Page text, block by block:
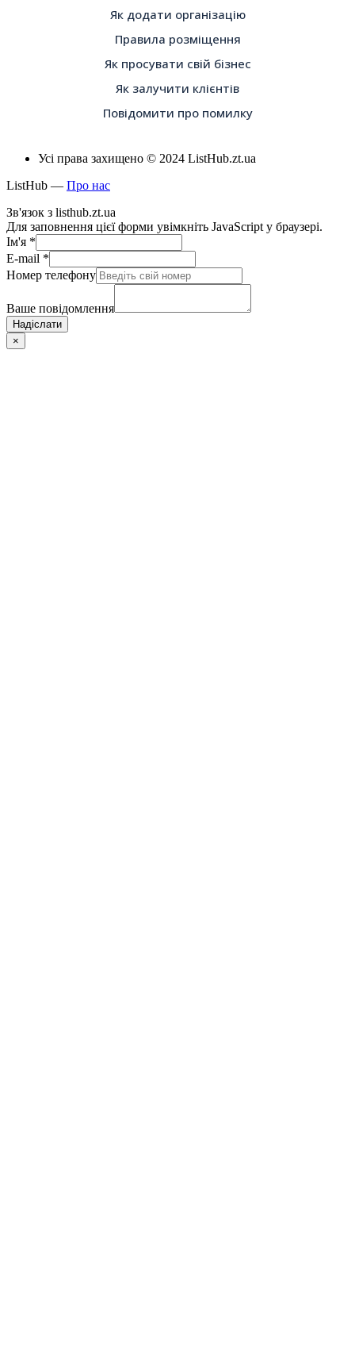
Як додати організацію
Правила розміщення
Як просувати свій бізнес
Як залучити клієнтів
Повідомити про помилку
Усі права захищено © 2024 ListHub.zt.ua
ListHub — Про нас
Зв'язок з listhub.zt.ua
Для заповнення цієї форми увімкніть JavaScript у браузері.
Ім'я *
E-mail *
Номер телефону
Ваше повідомлення
Надіслати
×